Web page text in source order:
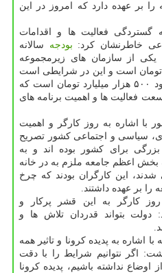
را بر عهده دارد که امروز در این
گستردگی فعالیت ها و اقدامات
خاطرنشان کرد: بودجه سالانه
یکی از سازمان های زیرمجموعه
هزار میلیارد تومان است و این در شرایطی است
که کل بودجه عمومی دولت حدود ۵۰۰ هزار میلیارد تومان است که
فعالیت ها و اهمیت برنامه های
با اشاره به روز کارگر و اهمیت
سیاسی و اجتماعی کشور تصریح
بزرگی برای کشور بوده اند و به
بخش اعظم جامعه ملزم به در خانه
این کارگران بودند که چرخ
را بر عهده داشتند.
کارگر به این قشر پرکار و
دولت بتواند قدردان تلاش ها و
اشاره به پدیده کرونا و تاثیر همه
اگر نتوانیم شرایط را با دقت
نداشته باشیم، پدیده کرونا